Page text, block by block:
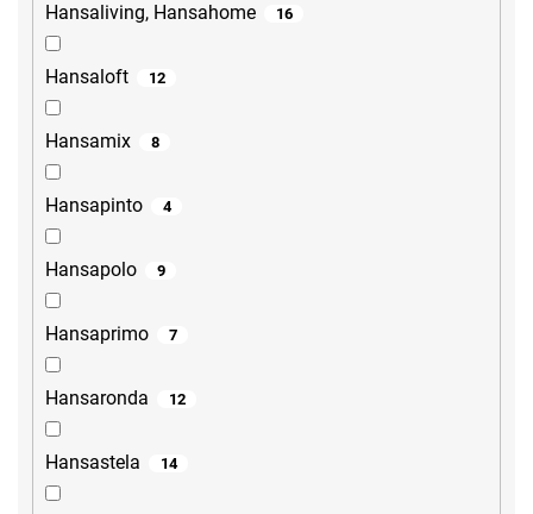
Hansaliving, Hansahome 16
Hansaloft 12
Hansamix 8
Hansapinto 4
Hansapolo 9
Hansaprimo 7
Hansaronda 12
Hansastela 14